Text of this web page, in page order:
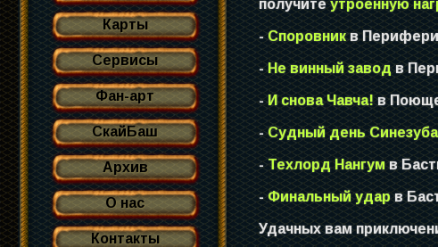
Карты
Сервисы
Фан-арт
СкайБаш
Архив
О нас
Контакты
получите утроенную
-Споровникв
- Не винный завод в
- И снова Чавча! в
-Судный день Синезуба
- Техлорд Нангумв
-Финальный ударв
Удачных вам